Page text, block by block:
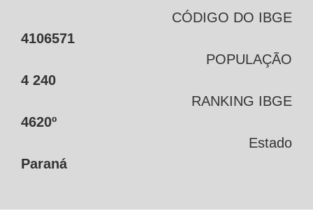
CÓDIGO DO IBGE
4106571
POPULAÇÃO
4 240
RANKING IBGE
4620º
Estado
Paraná